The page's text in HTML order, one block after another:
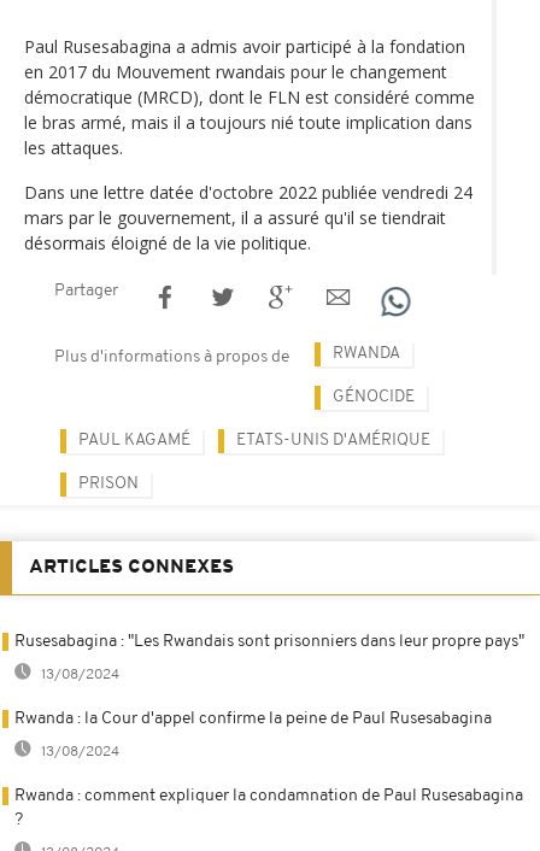
Paul Rusesabagina a admis avoir participé à la fondation
en 2017 du Mouvement rwandais pour le changement
démocratique (MRCD), dont le FLN est considéré comme
le bras armé, mais il a toujours nié toute implication dans
les attaques.
Dans une lettre datée d'octobre 2022 publiée vendredi 24
mars par le gouvernement, il a assuré qu'il se tiendrait
désormais éloigné de la vie politique.
Partager
Plus d'informations à propos de RWANDA
GÉNOCIDE
PAUL KAGAMÉ ETATS-UNIS D'AMÉRIQUE
PRISON
ARTICLES CONNEXES
Rusesabagina : "Les Rwandais sont prisonniers dans leur propre pays"
13/08/2024
Rwanda : la Cour d'appel confirme la peine de Paul Rusesabagina
13/08/2024
Rwanda : comment expliquer la condamnation de Paul Rusesabagina
?